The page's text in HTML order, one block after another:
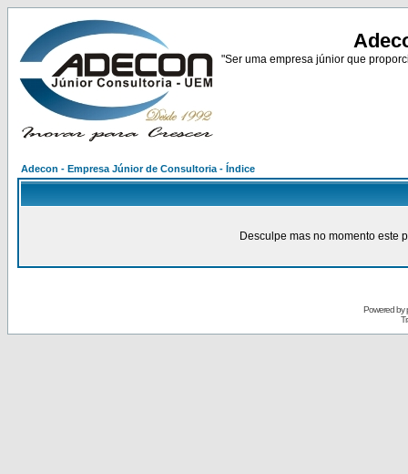
"Ser uma empresa júnior que
Adecon - Empresa Júnior de Consultoria - Índice
Desculpe mas no momento este
Powered by